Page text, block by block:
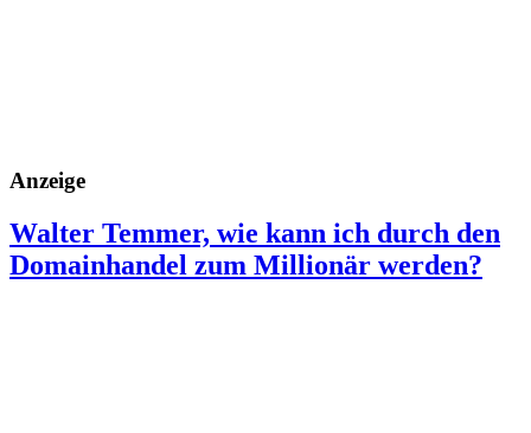
Anzeige
Walter Temmer, wie kann ich durch den
Domainhandel zum Millionär werden?